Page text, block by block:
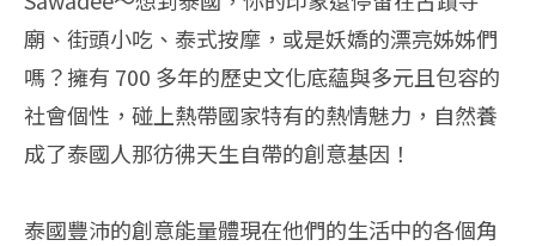
廟、街頭小吃、泰式按摩，或是妖嬌的漂亮姊姊們
嗎？擁有 700 多年的歷史文化底蘊與多元且包容的
社會個性，碰上熱帶國家特有的熱情魅力，自然養
成了泰國人那彷彿天生自帶的創意基因！
泰國豐沛的創意能量體現在他們的生活中的各個角